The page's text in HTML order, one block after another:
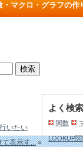
・マクロ・グラフの
よく検
関数
LOOKUP関
いたい
て表示す...»